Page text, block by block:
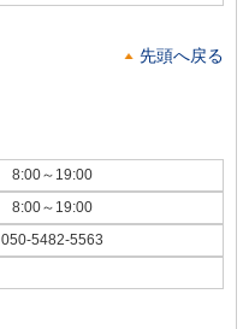
先頭へ戻る
8:00～19:00
8:00～19:00
050-5482-5563